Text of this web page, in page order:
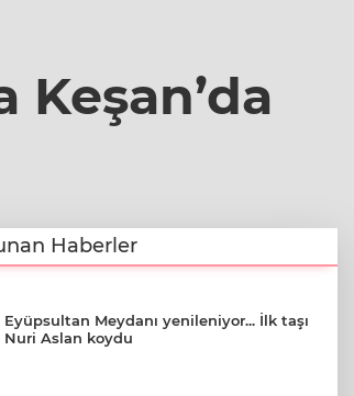
Haberler
Eyüpsultan Meydanı yenileniyor... İlk taşı
Nuri Aslan koydu